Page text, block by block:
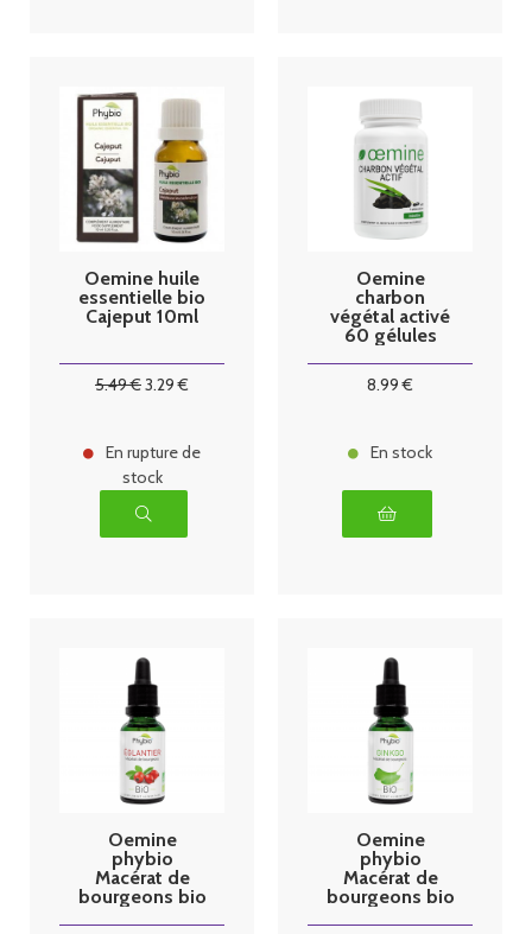
Oemine huile
essentielle bio
Cajeput 10ml
5.49€3.29 €
En rupture de
stock
Oemine
charbon
végétal activé
60 gélules
8.99 €
En stock
Oemine
phybio
Macérat de
bourgeons bio
Oemine
phybio
Macérat de
bourgeons bio